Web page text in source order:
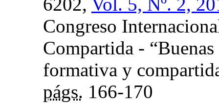
Congreso
Compartida -
formativa y
págs. 166-170